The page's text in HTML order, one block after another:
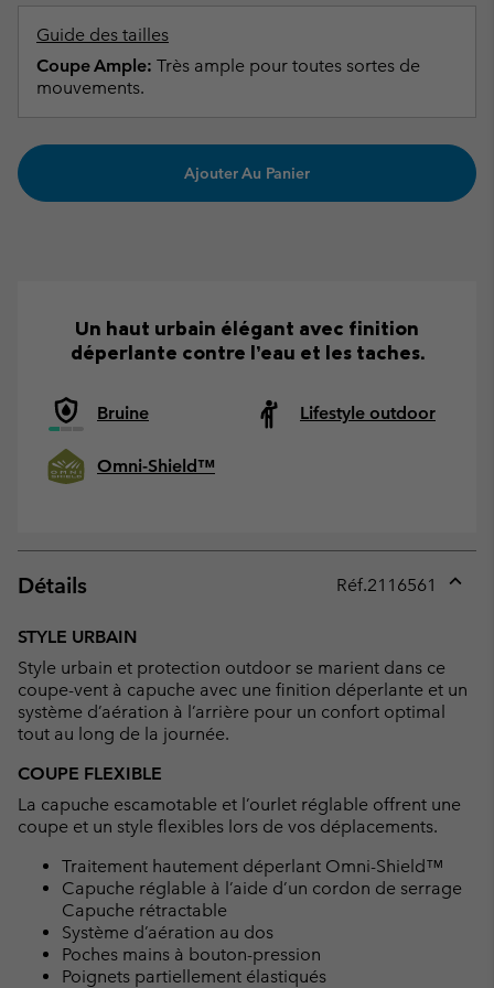
Guide des tailles
Coupe Ample: Très ample pour toutes sortes de
mouvements.
Ajouter Au Panier
Un haut urbain élégant avec finition
déperlante contre l’eau et les taches.
Bruine Lifestyle outdoor
Omni-Shield™
Détails Réf.2116561
STYLE URBAIN
Style urbain et protection outdoor se marient dans ce
coupe-vent à capuche avec une finition déperlante et un
système d’aération à l’arrière pour un confort optimal
tout au long de la journée.
COUPE FLEXIBLE
La capuche escamotable et l’ourlet réglable offrent une
coupe et un style flexibles lors de vos déplacements.
Traitement hautement déperlant Omni-Shield™
Capuche réglable à l’aide d’un cordon de serrage
Capuche rétractable
Système d’aération au dos
Poches mains à bouton-pression
Poignets partiellement élastiqués